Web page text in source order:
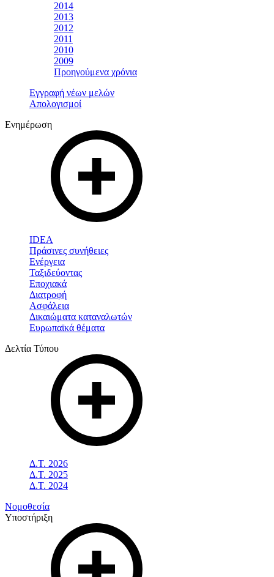
2014
2013
2012
2011
2010
2009
Προηγούμενα χρόνια
Εγγραφή νέων μελών
Απολογισμοί
Ενημέρωση
IDEA
Πράσινες συνήθειες
Ενέργεια
Ταξιδεύοντας
Εποχιακά
Διατροφή
Ασφάλεια
Δικαιώματα καταναλωτών
Ευρωπαϊκά θέματα
Δελτία Τύπου
Δ.Τ. 2026
Δ.Τ. 2025
Δ.Τ. 2024
Νομοθεσία
Υποστήριξη